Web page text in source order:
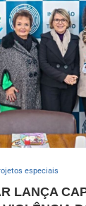
especiais
LANÇA